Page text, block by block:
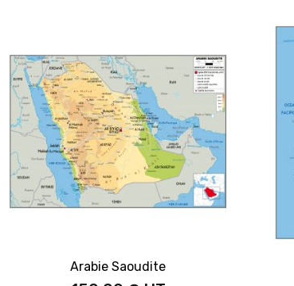
Arabie Saoudite